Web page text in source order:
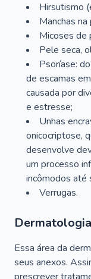
Hirsutismo
Manchas
Micoses de
Pele seca,
Psoríase:
de escamas
causada por
e estresse;
Unhas
onicocriptose,
desenvolve
um processo
incômodos até
Verrugas.
Essa área da
seus anexos.